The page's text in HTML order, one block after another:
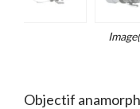
Objectif